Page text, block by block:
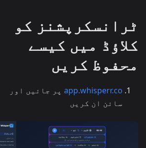
ٹرانسکرپشنز کو
کلاؤڈ میں کیسے
محفوظ کریں
app.whisperr.co پر جائیں اور
سائن ان کریں